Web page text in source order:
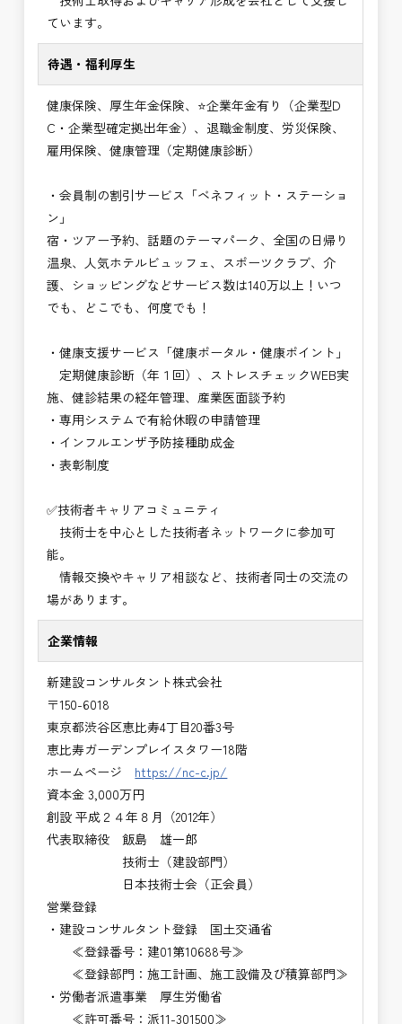
ています。
待遇・福利厚生
健康保険、厚生年金保険、⭐企業年金有り（企業型D
C・企業型確定拠出年金）、退職金制度、労災保険、
雇用保険、健康管理（定期健康診断）
・会員制の割引サービス「ベネフィット・ステーショ
ン」
宿・ツアー予約、話題のテーマパーク、全国の日帰り
温泉、人気ホテルビュッフェ、スポーツクラブ、介
護、ショッピングなどサービス数は140万以上！いつ
でも、どこでも、何度でも！
・健康支援サービス「健康ポータル・健康ポイント」
定期健康診断（年１回）、ストレスチェックWEB実
施、健診結果の経年管理、産業医面談予約
・専用システムで有給休暇の申請管理
・インフルエンザ予防接種助成⾦
・表彰制度
✅技術者キャリアコミュニティ
技術士を中心とした技術者ネットワークに参加可
能。
情報交換やキャリア相談など、技術者同士の交流の
場があります。
企業情報
新建設コンサルタント株式会社
〒150-6018
東京都渋谷区恵比寿4丁目20番3号
恵比寿ガーデンプレイスタワー18階
ホームページ https://nc-c.jp/
資本金 3,000万円
創設 平成２４年８月（2012年）
代表取締役 飯島 雄一郎
技術士（建設部門）
日本技術士会（正会員）
営業登録
・建設コンサルタント登録 国土交通省
≪登録番号：建01第10688号≫
≪登録部門：施工計画、施工設備及び積算部門≫
・労働者派遣事業 厚生労働省
≪許可番号：派11-301500≫